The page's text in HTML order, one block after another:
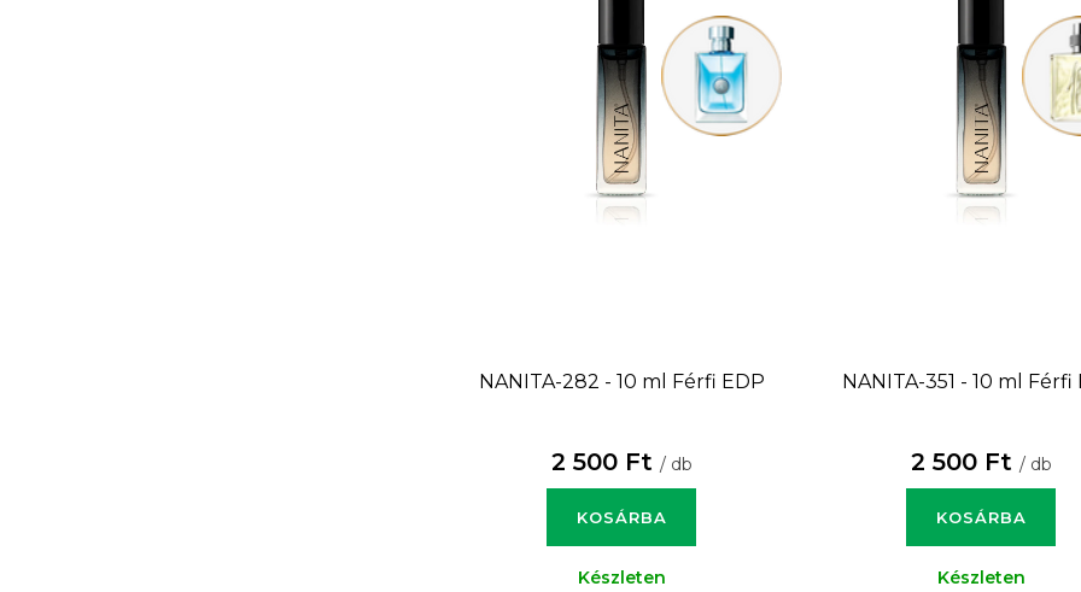
NANITA-282 - 10 ml Férfi EDP
2 500 Ft / db
KOSÁRBA
Készleten
NANITA-351 - 10 ml Férfi
2 500 Ft / db
KOSÁRBA
Készleten